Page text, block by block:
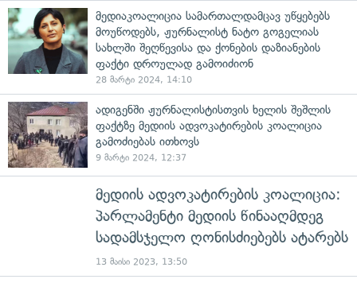
მედიაკოალიცია სამართალდამცავ უწყებებს
მოუწოდებს, ჟურნალისტ ნატო გოგელიას
სახლში შეღწევისა და ქონების დაზიანების
ფაქტი დროულად გამოიძიონ
28 მარტი 2024, 14:10
ადიგენში ჟურნალისტისთვის ხელის შეშლის
ფაქტზე მედიის ადვოკატირების კოალიცია
გამოძიებას ითხოვს
9 მარტი 2024, 12:37
მედიის ადვოკატირების კოალიცია:
პარლამენტი მედიის წინააღმდეგ
სადამსჯელო ღონისძიებებს ატარებს
13 მაისი 2023, 13:50